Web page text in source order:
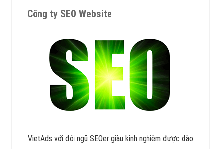
Công ty SEO Website
VietAds với đội ngũ SEOer giàu kinh nghiệm được đào